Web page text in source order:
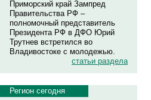
Приморский край Зампред
Правительства РФ –
полномочный представитель
Президента РФ в ДФО Юрий
Трутнев встретился во
Владивостоке с молодежью.
статьи раздела
Регион сегодня